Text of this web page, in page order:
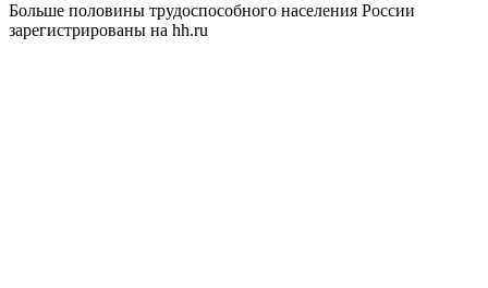
Больше половины трудоспособного населения России
зарегистрированы на hh.ru